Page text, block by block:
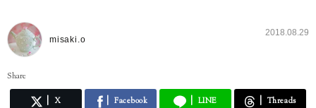
misaki.o
2018.08.29
Share
X Facebook LINE Threads